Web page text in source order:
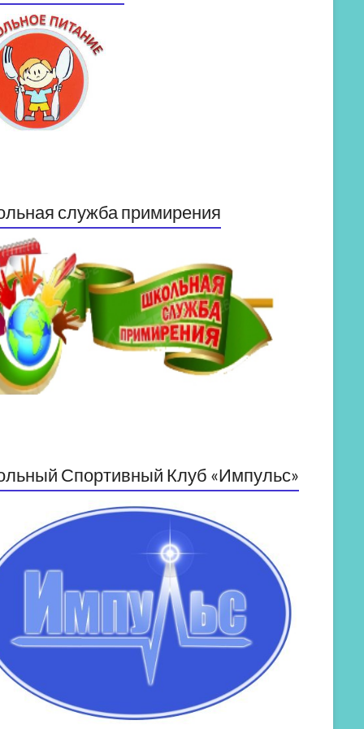
служба примирения
Спортивный Клуб «Импульс»